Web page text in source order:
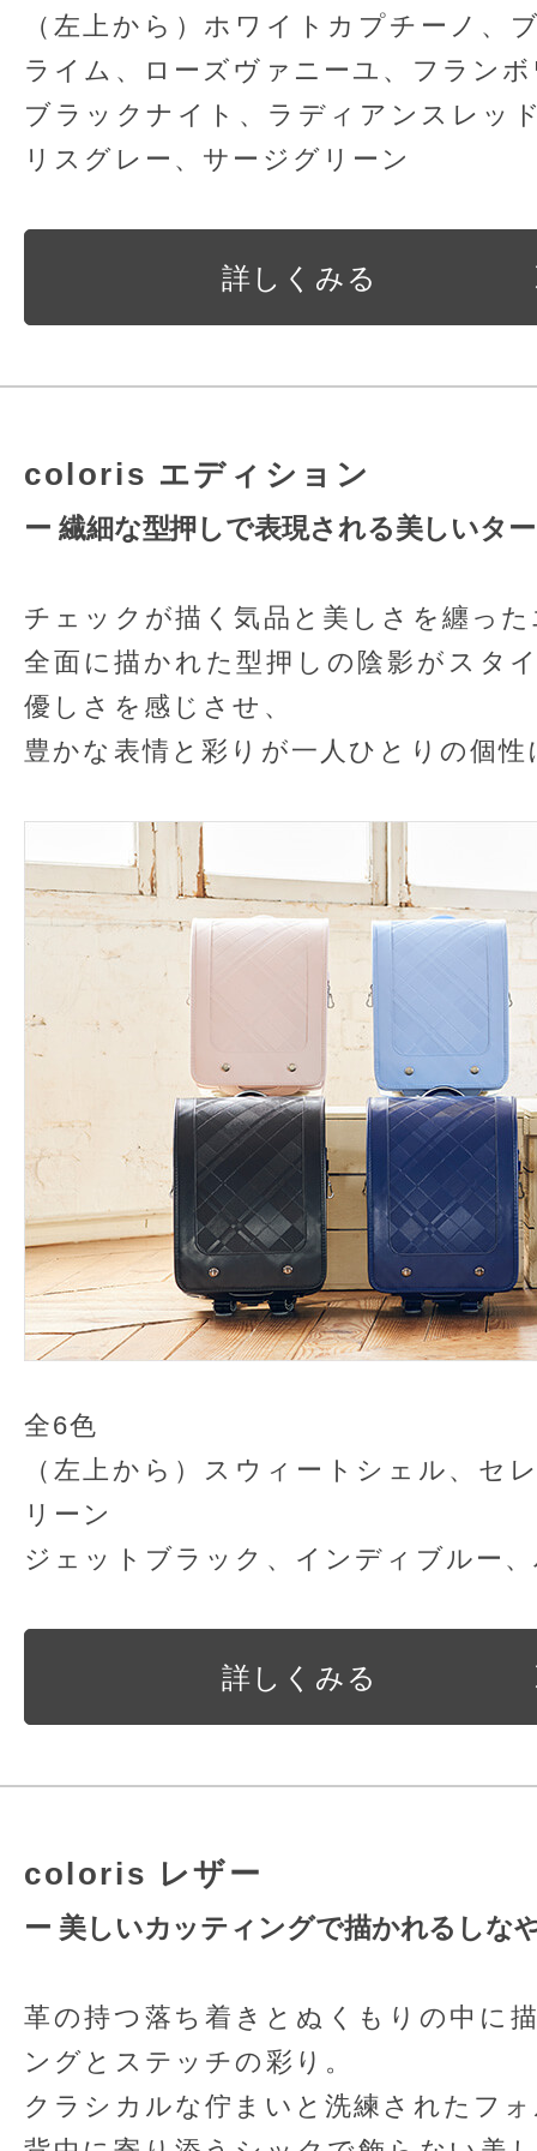
（左上から）ホワイトカプチーノ、
ライム、ローズヴァニーユ、フラン
ブラックナイト、ラディアンスレッ
リスグレー、サージグリーン
詳しくみる
coloris エディション
ー 繊細な型押しで表現される美しいタ
チェックが描く気品と美しさを纏っ
全面に描かれた型押しの陰影がスタ
優しさを感じさせ、
豊かな表情と彩りが一人ひとりの個
全6色
（左上から）スウィートシェル、セ
リーン
ジェットブラック、インディブルー
詳しくみる
coloris レザー
ー 美しいカッティングで描かれるしな
革の持つ落ち着きとぬくもりの中に
ングとステッチの彩り。
クラシカルな佇まいと洗練されたフ